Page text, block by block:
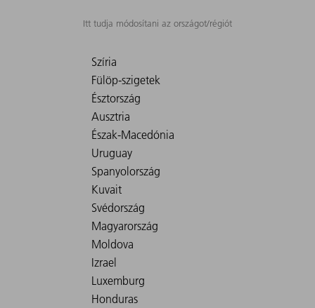
Itt tudja módosítani az országot/régiót